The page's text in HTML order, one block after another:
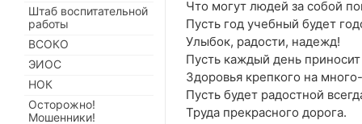
Что могут людей за собой
Пусть год учебный будет
Улыбок, радости, надежд!
Пусть каждый день приносит
Здоровья крепкого на
Пусть будет радостной
Труда прекрасного дорога.
Штаб воспитательной
работы
ВСОКО
ЭИОС
НОК
Осторожно!
Мошенники!